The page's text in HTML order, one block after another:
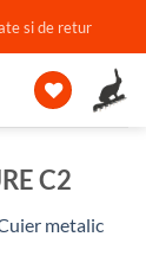
si de retur
C2
metalic